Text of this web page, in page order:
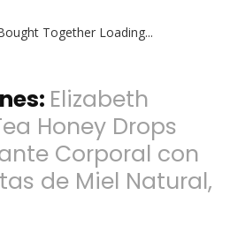
Together Loading...
Elizabeth
Honey Drops
Corporal con
de Miel Natural,